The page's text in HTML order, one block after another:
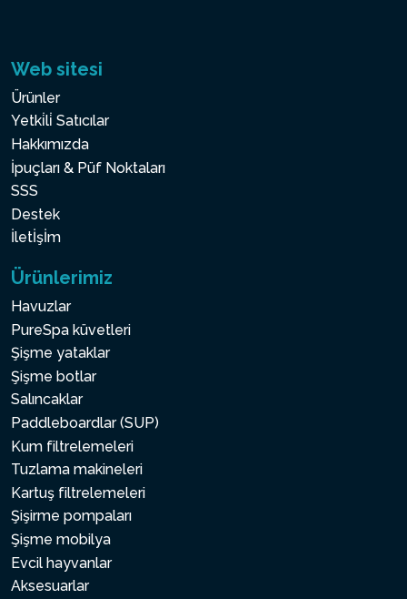
Web sitesi
Ürünler
Yetki̇li̇ Satıcılar
Hakkımızda
İpuçları & Püf Noktaları
SSS
Destek
İletİşİm
Ürünlerimiz
Havuzlar
PureSpa küvetleri
Şişme yataklar
Şişme botlar
Salıncaklar
Paddleboardlar (SUP)
Kum filtrelemeleri
Tuzlama makineleri
Kartuş filtrelemeleri
Şişirme pompaları
Şişme mobilya
Evcil hayvanlar
Aksesuarlar